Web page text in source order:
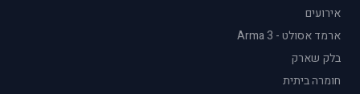
אירועים
ארמד אסולט - Arma 3
בלק שארק
חומרה ביתית